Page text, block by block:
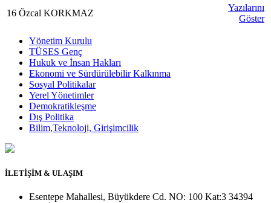
16 Özcal KORKMAZ
Yazılarını
Göster
Yönetim Kurulu
TÜSES Genç
Hukuk ve İnsan Hakları
Ekonomi ve Sürdürülebilir Kalkınma
Sosyal Politikalar
Yerel Yönetimler
Demokratikleşme
Dış Politika
Bilim,Teknoloji, Girişimcilik
İLETİŞİM & ULAŞIM
Esentepe Mahallesi, Büyükdere Cd. NO: 100 Kat:3 34394